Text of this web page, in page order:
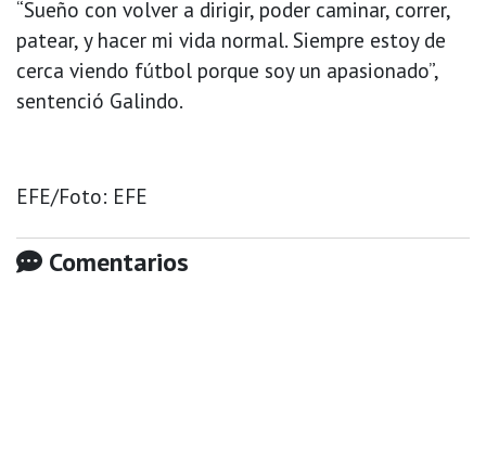
“Sueño con volver a dirigir, poder caminar, correr,
patear, y hacer mi vida normal. Siempre estoy de
cerca viendo fútbol porque soy un apasionado”,
sentenció Galindo.
EFE/Foto: EFE
Comentarios